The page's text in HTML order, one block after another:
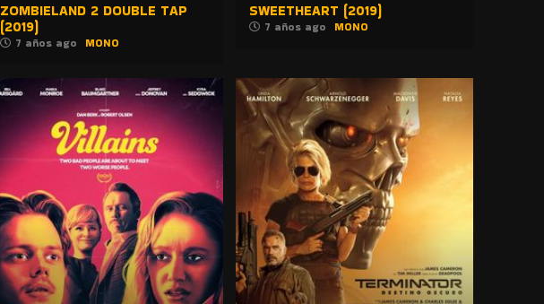
ZOMBIELAND 2 DOUBLE TAP
(2019)
7 años ago MONO
SWEETHEART (2019)
7 años ago MONO